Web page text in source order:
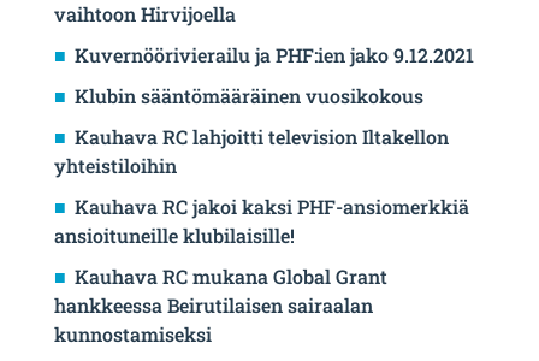
vaihtoon Hirvijoella
Kuvernöörivierailu ja PHF:ien jako 9.12.2021
Klubin sääntömääräinen vuosikokous
Kauhava RC lahjoitti television Iltakellon
yhteistiloihin
Kauhava RC jakoi kaksi PHF-ansiomerkkiä
ansioituneille klubilaisille!
Kauhava RC mukana Global Grant
hankkeessa Beirutilaisen sairaalan
kunnostamiseksi